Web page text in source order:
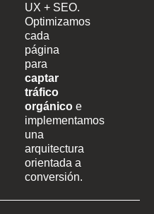
UX + SEO.
Optimizamos
cada
página
para
captar
tráfico
orgánicoe
implementamos
una
arquitectura
orientada a
conversión.